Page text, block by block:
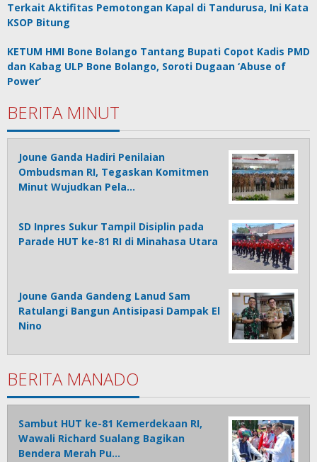
Terkait Aktifitas Pemotongan Kapal di Tandurusa, Ini Kata
KSOP Bitung
KETUM HMI Bone Bolango Tantang Bupati Copot Kadis PMD
dan Kabag ULP Bone Bolango, Soroti Dugaan ‘Abuse of
Power’
BERITA MINUT
Joune Ganda Hadiri Penilaian
Ombudsman RI, Tegaskan Komitmen
Minut Wujudkan Pela…
SD Inpres Sukur Tampil Disiplin pada
Parade HUT ke-81 RI di Minahasa Utara
Joune Ganda Gandeng Lanud Sam
Ratulangi Bangun Antisipasi Dampak El
Nino
BERITA MANADO
Sambut HUT ke-81 Kemerdekaan RI,
Wawali Richard Sualang Bagikan
Bendera Merah Pu…